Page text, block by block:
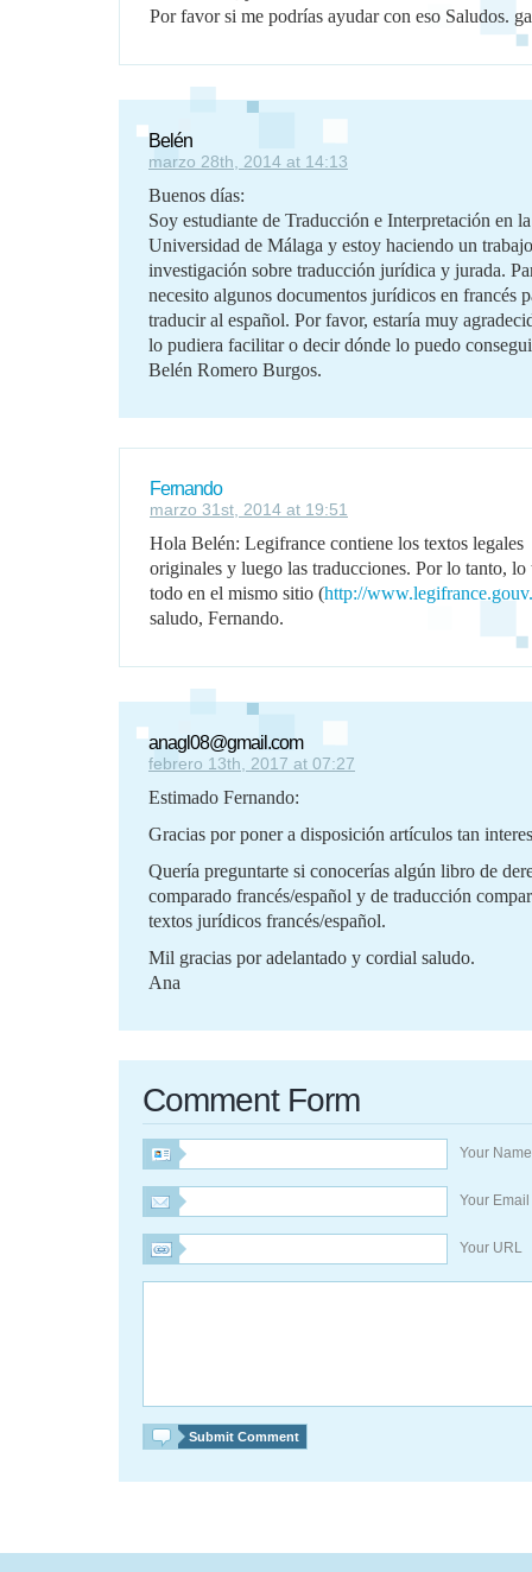
Por favor si me podrías ayudar con eso Saludos.
Belén
marzo 28th, 2014 at 14:13
Buenos días:
Soy estudiante de Traducción e Interpretación en la
Universidad de Málaga y estoy haciendo un
investigación sobre traducción jurídica y jurada.
necesito algunos documentos jurídicos en francés
traducir al español. Por favor, estaría muy
lo pudiera facilitar o decir dónde lo puedo
Belén Romero Burgos.
Fernando
marzo 31st, 2014 at 19:51
Hola Belén: Legifrance contiene los textos legales
originales y luego las traducciones. Por lo tanto, lo
todo en el mismo sitio (http://
saludo, Fernando.
anagl08@gmail.com
febrero 13th, 2017 at 07:27
Estimado Fernando:
Gracias por poner a disposición artículos tan
Quería preguntarte si conocerías algún libro de
comparado francés/español y de traducción
textos jurídicos francés/español.
Mil gracias por adelantado y cordial saludo.
Ana
Comment Form
Your
Your Email
Your URL